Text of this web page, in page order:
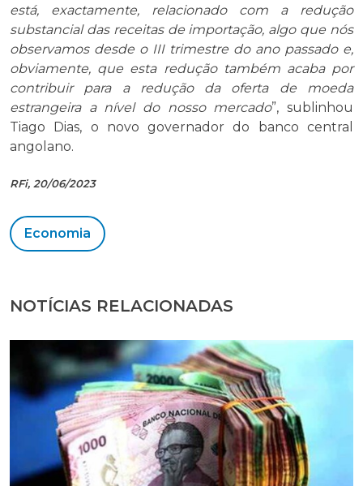
está, exactamente, relacionado com a redução
substancial das receitas de importação, algo que nós
observamos desde o III trimestre do ano passado e,
obviamente, que esta redução também acaba por
contribuir para a redução da oferta de moeda
estrangeira a nível do nosso mercado”, sublinhou
Tiago Dias, o novo governador do banco central
angolano.
RFi, 20/06/2023
Economia
NOTÍCIAS RELACIONADAS